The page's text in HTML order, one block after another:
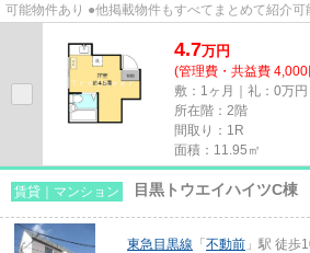
可能物件あり ●他掲載物件もすべてまとめて紹介
4.7万円
(管理費・共益費
敷：1ヶ月｜礼：0万円
所在階：2階
間取り：1R
面積：11.95㎡
賃貸｜マンション 目黒トウエイハイツC棟
東急目黒線 「 不動前 」駅 徒歩